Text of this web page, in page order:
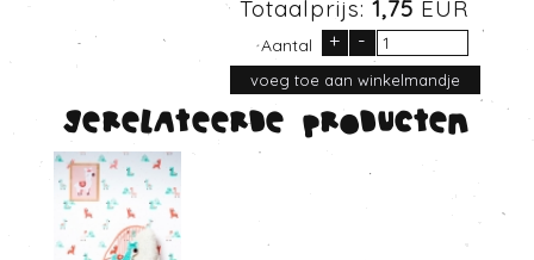
Totaalprijs: 1,75 EUR
Aantal + -
Gerelateerde producten